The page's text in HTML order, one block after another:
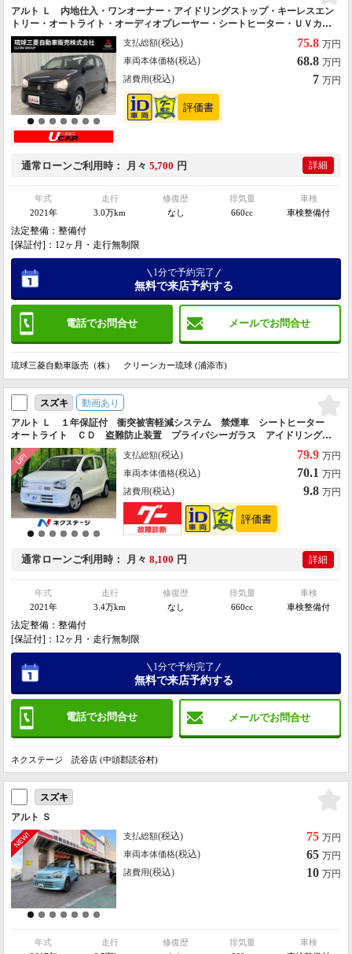
アルト Ｌ 内地仕入・ワンオーナー・アイドリングストップ・キーレスエン
トリー・オートライト・オーディオプレーヤー・シートヒーター・ＵＶカッ
トガラス・全席パワーウインドー・ハロゲンヘッドライト
支払総額(税込) 75.8 万円
車両本体価格(税込) 68.8 万円
諸費用(税込) 7 万円
通常ローンご利用時 月々 5,700 円 詳細
年式
2021年
走行
3.0万km
修復歴
なし
排気量
660cc
車検
車検整備付
法定整備：整備付
[保証付]：12ヶ月・走行無制限
電話でお問合せ メールでお問合せ
1分で予約完了
無料で来店予約する
琉球三菱自動車販売（株） クリーンカー琉球 (浦添市)
スズキ
動画あり
アルト Ｌ １年保証付 衝突被害軽減システム 禁煙車 シートヒーター
オートライト ＣＤ 盗難防止装置 プライバシーガラス アイドリングス
トップ
支払総額(税込) 79.9 万円
車両本体価格(税込) 70.1 万円
諸費用(税込) 9.8 万円
通常ローンご利用時 月々 8,100 円 詳細
年式
2021年
走行
3.4万km
修復歴
なし
排気量
660cc
車検
車検整備付
法定整備：整備付
[保証付]：12ヶ月・走行無制限
電話でお問合せ メールでお問合せ
1分で予約完了
無料で来店予約する
ネクステージ 読谷店 (中頭郡読谷村)
スズキ
アルト Ｓ
支払総額(税込) 75 万円
車両本体価格(税込) 65 万円
諸費用(税込) 10 万円
年式
走行
修復歴
排気量
車検